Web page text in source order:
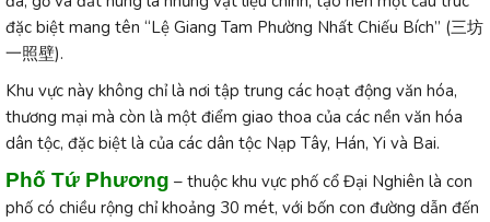
đặc biệt mang tên “Lệ Giang Tam Phường Nhất Chiếu Bích” (三坊
一照壁).
Khu vực này không chỉ là nơi tập trung các hoạt động văn hóa,
thương mại mà còn là một điểm giao thoa của các nền văn hóa
dân tộc, đặc biệt là của các dân tộc Nạp Tây, Hán, Yi và Bai.
Phố Tứ Phương – thuộc khu vực phố cổ Đại Nghiên là con
phố có chiều rộng chỉ khoảng 30 mét, với bốn con đường dẫn đến